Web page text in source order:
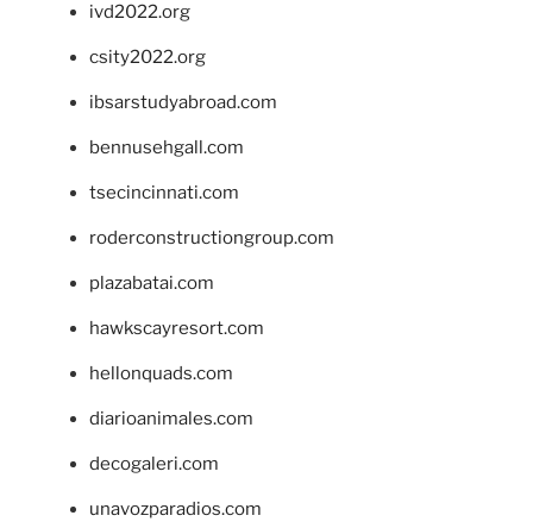
ivd2022.org
csity2022.org
ibsarstudyabroad.com
bennusehgall.com
tsecincinnati.com
roderconstructiongroup.com
plazabatai.com
hawkscayresort.com
hellonquads.com
diarioanimales.com
decogaleri.com
unavozparadios.com